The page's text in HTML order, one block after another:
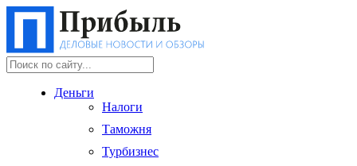
Деньги
Налоги
Таможня
Турбизнес